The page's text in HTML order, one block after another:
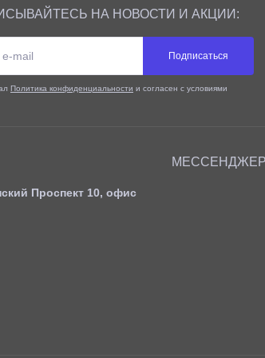
НА НОВОСТИ И АКЦИИ:
Подписаться
Политика конфиденциальности и согласен с условиями
Проспект 10, офис